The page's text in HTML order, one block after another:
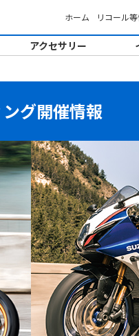
ホーム リコール
アクセサリー
グ開催情報